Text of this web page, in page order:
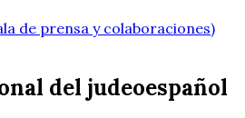
de prensa y colaboraciones)
del judeoespañol